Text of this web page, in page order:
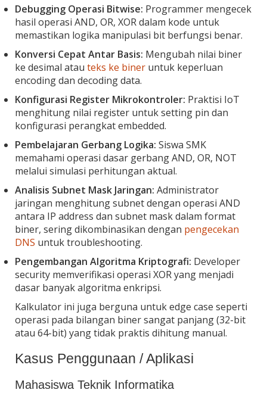
Debugging Operasi Bitwise: Programmer mengecek
hasil operasi AND, OR, XOR dalam kode untuk
memastikan logika manipulasi bit berfungsi benar.
Konversi Cepat Antar Basis: Mengubah nilai biner
ke desimal atau teks ke biner untuk keperluan
encoding dan decoding data.
Konfigurasi Register Mikrokontroler: Praktisi IoT
menghitung nilai register untuk setting pin dan
konfigurasi perangkat embedded.
Pembelajaran Gerbang Logika: Siswa SMK
memahami operasi dasar gerbang AND, OR, NOT
melalui simulasi perhitungan aktual.
Analisis Subnet Mask Jaringan: Administrator
jaringan menghitung subnet dengan operasi AND
antara IP address dan subnet mask dalam format
biner, sering dikombinasikan dengan pengecekan
DNS untuk troubleshooting.
Pengembangan Algoritma Kriptografi: Developer
security memverifikasi operasi XOR yang menjadi
dasar banyak algoritma enkripsi.
Kalkulator ini juga berguna untuk edge case seperti
operasi pada bilangan biner sangat panjang (32-bit
atau 64-bit) yang tidak praktis dihitung manual.
Kasus Penggunaan / Aplikasi
Mahasiswa Teknik Informatika